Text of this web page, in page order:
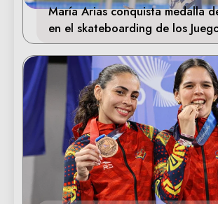
María Arias conquista medalla
en el skateboarding de los
Centroamericanos